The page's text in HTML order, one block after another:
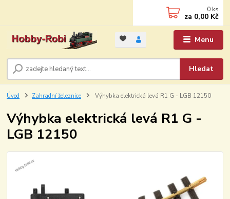
Menu
Hledat
0 ks
za 0,00 Kč
Úvod Zahradní železnice Výhybka elektrická levá R1 G - LGB 12150
Výhybka elektrická levá R1 G -
LGB 12150